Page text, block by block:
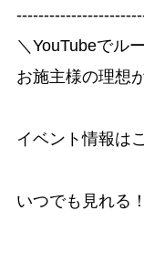
＼YouTubeでル
お施主様の理想
イベント情報は
いつでも見れる